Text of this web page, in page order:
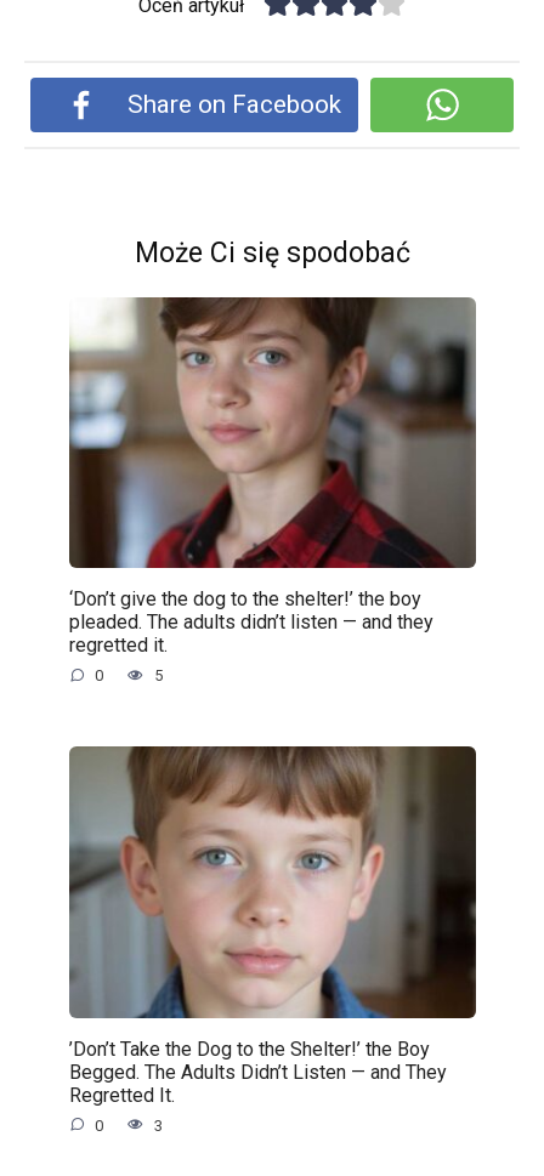
Oceń artykuł
Share on Facebook
Może Ci się spodobać
‘Don’t give the dog to the shelter!’ the boy
pleaded. The adults didn’t listen — and they
regretted it.
0 5
’Don’t Take the Dog to the Shelter!’ the Boy
Begged. The Adults Didn’t Listen — and They
Regretted It.
0 3